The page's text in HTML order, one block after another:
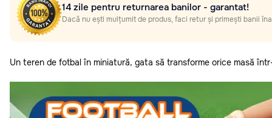
14 zile pentru returnarea banilor - garantat!
Dacă nu ești mulțumit de produs, faci retur și primești banii
Un teren de fotbal în miniatură, gata să transforme orice masă